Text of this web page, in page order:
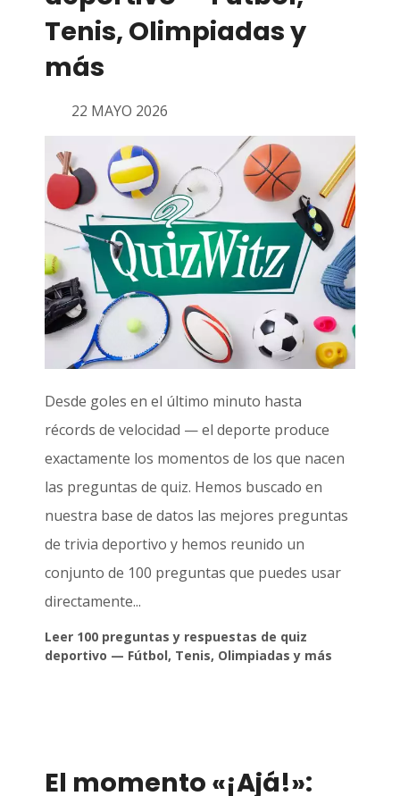
Tenis, Olimpiadas y
más
22 MAYO 2026
Desde goles en el último minuto hasta
récords de velocidad — el deporte produce
exactamente los momentos de los que nacen
las preguntas de quiz. Hemos buscado en
nuestra base de datos las mejores preguntas
de trivia deportivo y hemos reunido un
conjunto de 100 preguntas que puedes usar
directamente...
Leer 100 preguntas y respuestas de quiz
deportivo — Fútbol, Tenis, Olimpiadas y más
El momento «¡Ajá!»: